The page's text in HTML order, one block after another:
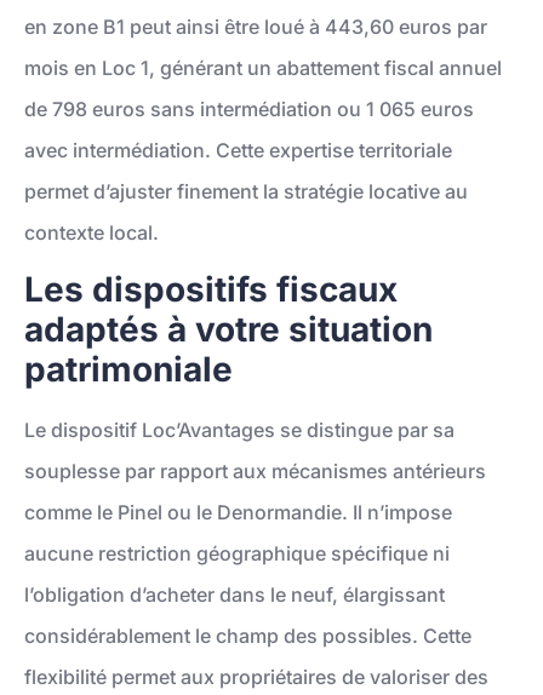
en zone B1 peut ainsi être loué à 443,60 euros par
mois en Loc 1, générant un abattement fiscal annuel
de 798 euros sans intermédiation ou 1 065 euros
avec intermédiation. Cette expertise territoriale
permet d’ajuster finement la stratégie locative au
contexte local.
Les dispositifs fiscaux
adaptés à votre situation
patrimoniale
Le dispositif Loc’Avantages se distingue par sa
souplesse par rapport aux mécanismes antérieurs
comme le Pinel ou le Denormandie. Il n’impose
aucune restriction géographique spécifique ni
l’obligation d’acheter dans le neuf, élargissant
considérablement le champ des possibles. Cette
flexibilité permet aux propriétaires de valoriser des